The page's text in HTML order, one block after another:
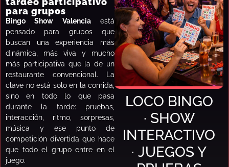
para grupos
Bingo Show Valenciaestá
pensado para grupos que
buscan una experiencia más
dinámica, más viva y mucho
más participativa que la de un
restaurante convencional. La
clave no está solo en la comida,
sino en todo lo que pasa
durante la tarde: pruebas,
interacción, ritmo, sorpresas,
música y ese punto de
competición divertida que hace
que todo el grupo entre en el
juego.
LOCO BINGO
· SHOW
INTERACTIVO
· JUEGOS Y